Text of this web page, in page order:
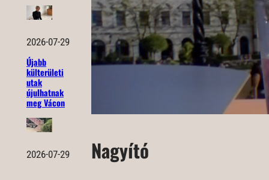
2026-07-29
Újabb
külterületi
utak
újulhatnak
meg Vácon
2026-07-29 Nagyító